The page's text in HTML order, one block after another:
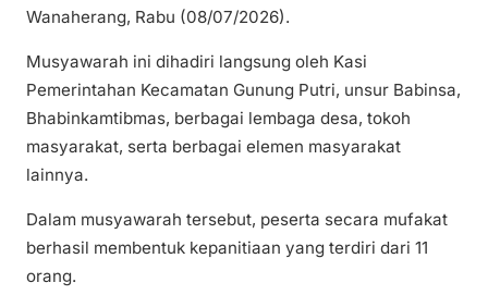
Wanaherang, Rabu (08/07/2026).
Musyawarah ini dihadiri langsung oleh Kasi
Pemerintahan Kecamatan Gunung Putri, unsur Babinsa,
Bhabinkamtibmas, berbagai lembaga desa, tokoh
masyarakat, serta berbagai elemen masyarakat
lainnya.
Dalam musyawarah tersebut, peserta secara mufakat
berhasil membentuk kepanitiaan yang terdiri dari 11
orang.